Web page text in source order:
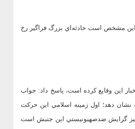
مشخص است حادثه‌اي بزرگ فراگير رخ
اين وقايع كرده است، پاسخ داد: جواب
دهد؛ اول‌ زمينه اسلامي اين حركت
گرايش ضد‌صهيونيستي اين جنبش است